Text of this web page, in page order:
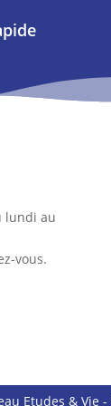
lundi au
vous.
Etudes & Vie -